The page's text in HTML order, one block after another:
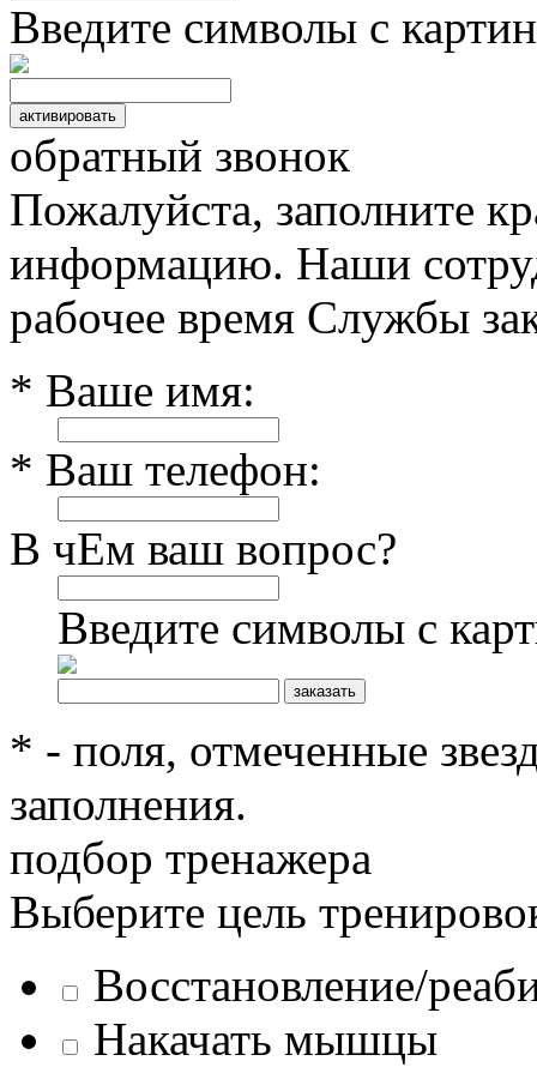
Введите символы с
обратный звонок
Пожалуйста, заполните
информацию. Наши
рабочее время Службы
* Ваше имя:
* Ваш телефон:
В чЕм ваш вопрос?
Введите символы с
* - поля, отмеченные
заполнения.
подбор тренажера
Выберите цель
Восстановление/
Накачать мышцы